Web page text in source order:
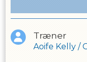
Træner
Aoife Kelly /